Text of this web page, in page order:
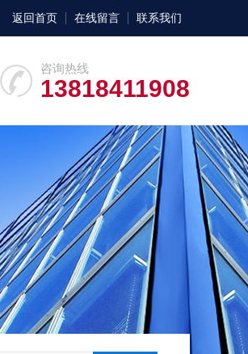
返回首页 在线留言 联系我们
咨询热线
13818411908